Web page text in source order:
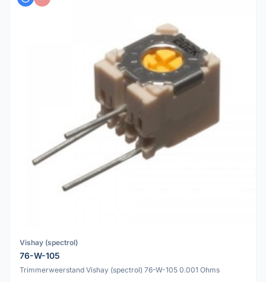
Vishay (spectrol)
76-W-105
Trimmerweerstand Vishay (spectrol) 76-W-105 0.001 Ohms